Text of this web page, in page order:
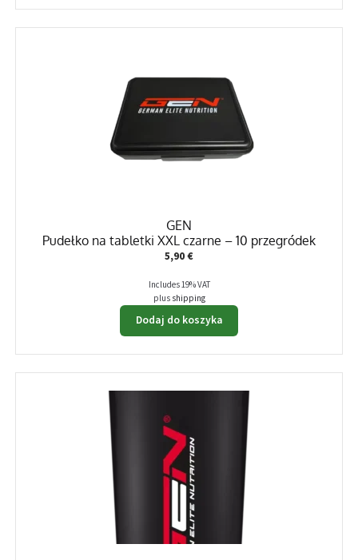
GEN
Pudełko na tabletki XXL czarne – 10 przegródek
5,90€
Includes 19% VAT
plus shipping
Dodaj do koszyka